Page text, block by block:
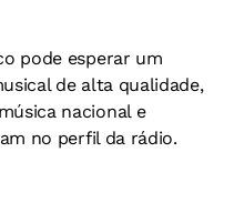
pode esperar um
de alta qualidade,
nacional e
no perfil da rádio.